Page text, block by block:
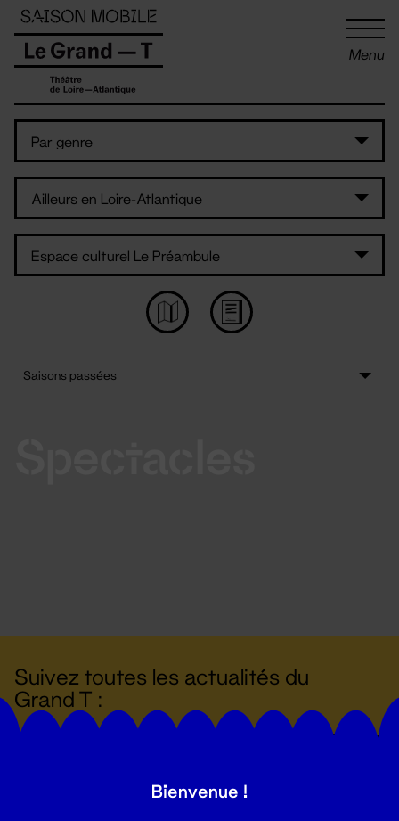
Menu
Suivez toutes les actualités du
Grand T :
Panneau de gestion des cookies
Bienvenue !